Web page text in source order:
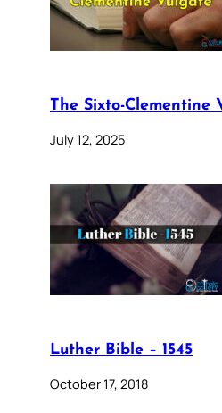
The Sixto-Clementine
July 12, 2025
Luther Bible – 1545
October 17, 2018